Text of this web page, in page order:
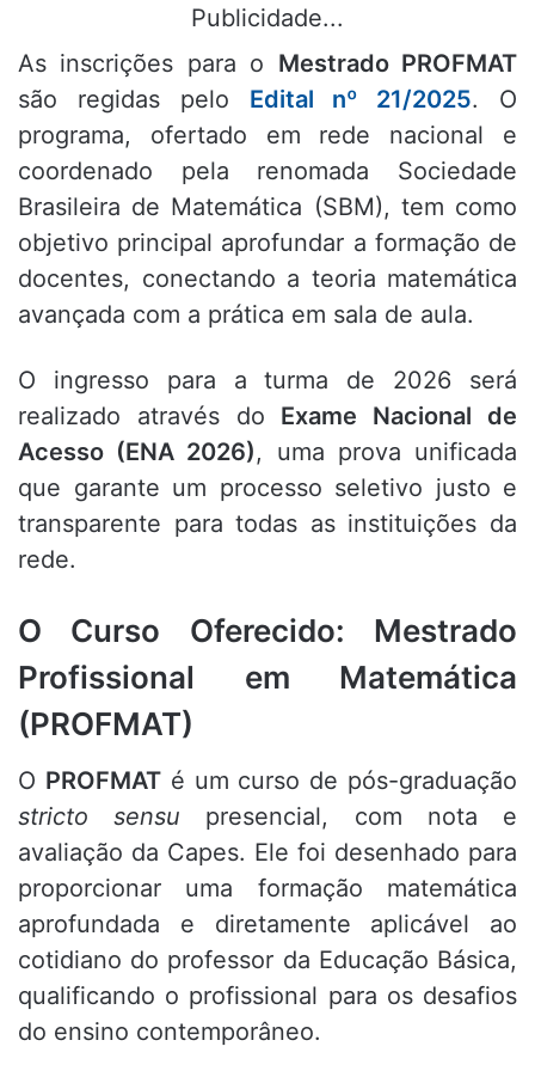
Publicidade...
As inscrições para o Mestrado PROFMAT
são regidas pelo Edital nº 21/2025. O
programa, ofertado em rede nacional e
coordenado pela renomada Sociedade
Brasileira de Matemática (SBM), tem como
objetivo principal aprofundar a formação de
docentes, conectando a teoria matemática
avançada com a prática em sala de aula.
O ingresso para a turma de 2026 será
realizado através do Exame Nacional de
Acesso (ENA 2026), uma prova unificada
que garante um processo seletivo justo e
transparente para todas as instituições da
rede.
O Curso Oferecido: Mestrado
Profissional em Matemática
(PROFMAT)
O PROFMATé um curso de pós-graduação
stricto sensu presencial, com nota e
avaliação da Capes. Ele foi desenhado para
proporcionar uma formação matemática
aprofundada e diretamente aplicável ao
cotidiano do professor da Educação Básica,
qualificando o profissional para os desafios
do ensino contemporâneo.